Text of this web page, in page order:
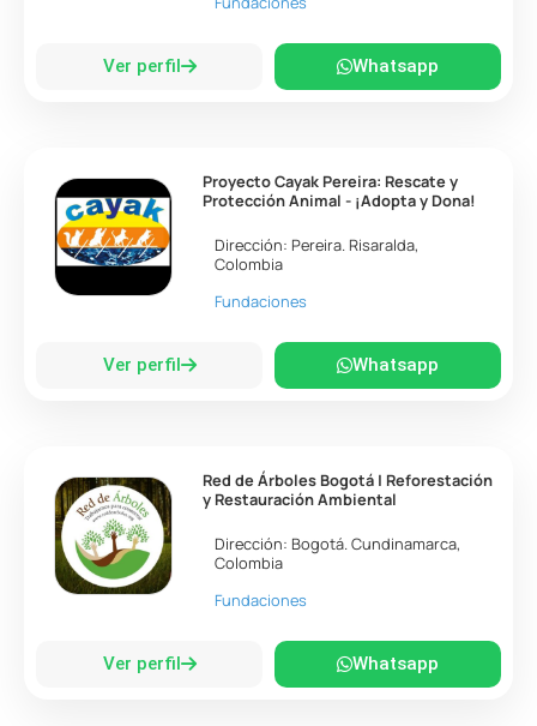
Ver perfil Whatsapp
Proyecto Cayak Pereira: Rescate y
Protección Animal - ¡Adopta y Dona!
Dirección: Pereira. Risaralda,
Colombia
Fundaciones
Ver perfil Whatsapp
Red de Árboles Bogotá | Reforestación
y Restauración Ambiental
Dirección: Bogotá.Cundinamarca,
Colombia
Fundaciones
Ver perfil Whatsapp